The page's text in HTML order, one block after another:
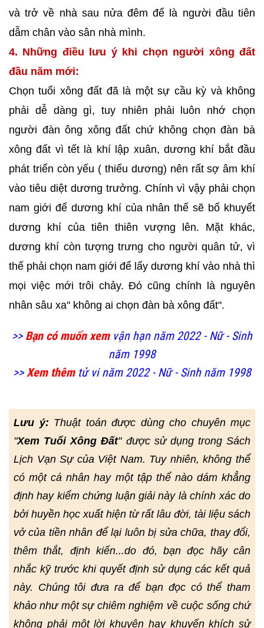
và trở về nhà sau nửa đêm để là người đầu tiên
dẫm chân vào sân nhà mình.
4. Những điều lưu ý khi chọn người xông đất
đầu năm mới:
Chọn tuổi xông đất đã là một sự cầu kỳ và không
phải dễ dàng gì, tuy nhiên phải luôn nhớ chọn
người đàn ông xông đất chứ không chọn đàn bà
xông đất vì tết là khí lập xuân, dương khí bắt đầu
phát triển còn yếu ( thiếu dương) nên rất sợ âm khí
vào tiêu diệt dương trưởng. Chính vì vậy phải chọn
nam giới để dương khí của nhân thế sẽ bổ khuyết
dương khí của tiên thiên vượng lên. Mặt khác,
dương khí còn tượng trưng cho người quân tử, vì
thế phải chọn nam giới để lấy dương khí vào nhà thì
mọi việc mới trôi chảy. Đó cũng chính là nguyên
nhân sâu xa" không ai chọn đàn bà xông đất".
>> Bạn có muốn xemvận hạn năm 2022 - Nữ - Sinh
năm 1998
>>Xem thêmtử vi năm 2022 - Nữ - Sinh năm 1998
Lưu ý: Thuật toán được dùng cho chuyên mục
"Xem Tuổi Xông Đất" được sử dụng trong Sách
Lịch Vạn Sự của Việt Nam. Tuy nhiên, không thể
có một cá nhân hay một tập thể nào dám khẳng
định hay kiểm chứng luận giải này là chính xác do
bởi huyền học xuất hiện từ rất lâu đời, tài liệu sách
vở của tiền nhân để lại luôn bị sửa chữa, thay đổi,
thêm thắt, định kiến...do đó, bạn đọc hãy cân
nhắc kỹ trước khi quyết định sử dụng các kết quả
này. Chúng tôi đưa ra để bạn đọc có thể tham
khảo như một sự chiêm nghiệm về cuộc sống chứ
không phải một lời khuyên hay khuyến khích sử